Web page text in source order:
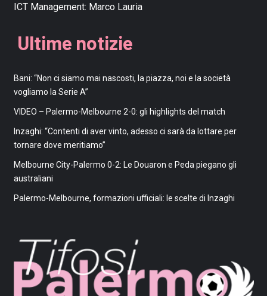
ICT Management: Marco Lauria
Ultime notizie
Bani: “Non ci siamo mai nascosti, la piazza, noi e la società
vogliamo la Serie A”
VIDEO – Palermo-Melbourne 2-0: gli highlights del match
Inzaghi: “Contenti di aver vinto, adesso ci sarà da lottare per
tornare dove meritiamo”
Melbourne City-Palermo 0-2: Le Douaron e Peda piegano gli
australiani
Palermo-Melbourne, formazioni ufficiali: le scelte di Inzaghi